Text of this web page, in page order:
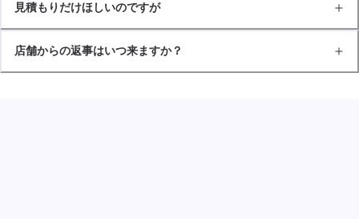
見積もりだけほしいのですが
店舗からの返事はいつ来ますか？